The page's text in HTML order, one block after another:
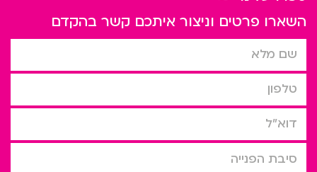
השארו פרטים וניצור איתכם קשר בהקדם
שם מלא
טלפון
דוא”ל
סיבת הפניה